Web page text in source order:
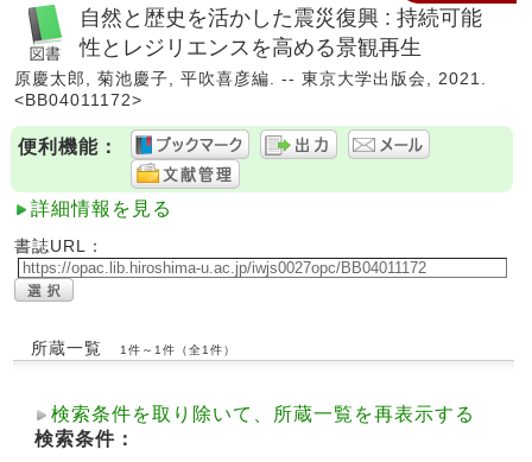
自然と歴史を活かした震災復興 : 持続可能
性とレジリエンスを高める景観再生
原慶太郎, 菊池慶子, 平吹喜彦編. -- 東京大学出版会, 2021.
<BB04011172>
便利機能：
詳細情報を見る
書誌URL：
所蔵一覧 1件～1件（全1件）
検索条件を取り除いて、所蔵一覧を再表示する
検索条件：